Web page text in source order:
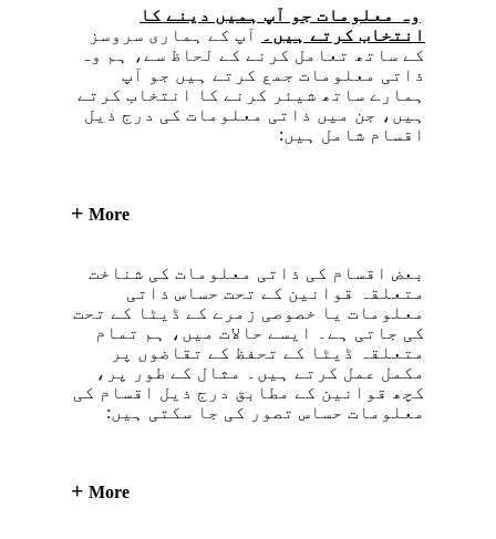
وہ معلومات جو آپ ہمیں دینے کا
انتخاب کرتے ہیں۔
آپ کے ہماری سروسز
کے ساتھ تعامل کرنے کے لحاظ سے، ہم وہ
ذاتی معلومات جمع کرتے ہیں جو آپ
ہمارے ساتھ شیئر کرنے کا انتخاب کرتے
ہیں، جن میں ذاتی معلومات کی درج ذیل
اقسام شامل ہیں:
More
بعض اقسام کی ذاتی معلومات کی شناخت
متعلقہ قوانین کے تحت حساس ذاتی
معلومات یا خصوصی زمرے کے ڈیٹا کے تحت
کی جاتی ہے۔ ایسے حالات میں، ہم تمام
متعلقہ ڈیٹا کے تحفظ کے تقاضوں پر
مکمل عمل کرتے ہیں۔ مثال کے طور پر،
کچھ قوانین کے مطابق درج ذیل اقسام کی
معلومات حساس تصور کی جا سکتی ہیں:
More